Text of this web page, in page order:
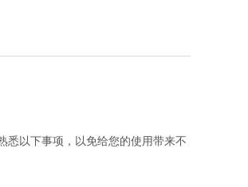
悉以下事项，以免给您的使用带来不